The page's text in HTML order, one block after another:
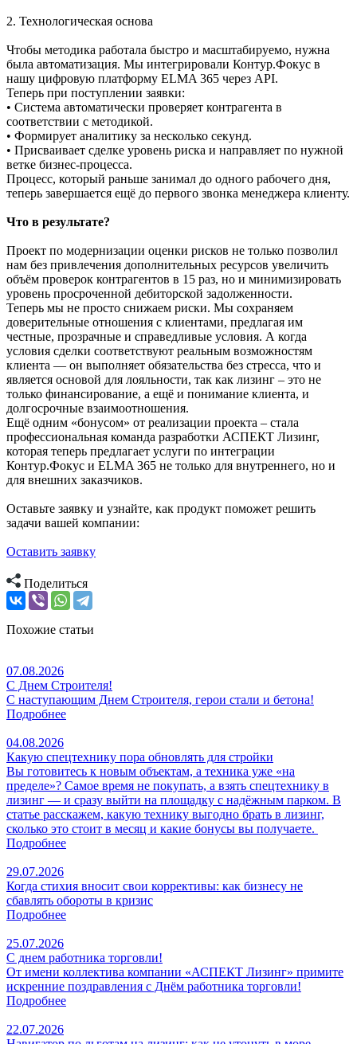
2. Технологическая основа
Чтобы методика работала быстро и масштабируемо, нужна
была автоматизация. Мы интегрировали Контур.Фокус в
нашу цифровую платформу ELMA 365 через API.
Теперь при поступлении заявки:
• Система автоматически проверяет контрагента в
соответствии с методикой.
• Формирует аналитику за несколько секунд.
• Присваивает сделке уровень риска и направляет по нужной
ветке бизнес-процесса.
Процесс, который раньше занимал до одного рабочего дня,
теперь завершается ещё до первого звонка менеджера клиенту.
Что в результате?
Проект по модернизации оценки рисков не только позволил
нам без привлечения дополнительных ресурсов увеличить
объём проверок контрагентов в 15 раз, но и минимизировать
уровень просроченной дебиторской задолженности.
Теперь мы не просто снижаем риски. Мы сохраняем
доверительные отношения с клиентами, предлагая им
честные, прозрачные и справедливые условия. А когда
условия сделки соответствуют реальным возможностям
клиента — он выполняет обязательства без стресса, что и
является основой для лояльности, так как лизинг – это не
только финансирование, а ещё и понимание клиента, и
долгосрочные взаимоотношения.
Ещё одним «бонусом» от реализации проекта – стала
профессиональная команда разработки АСПЕКТ Лизинг,
которая теперь предлагает услуги по интеграции
Контур.Фокус и ELMA 365 не только для внутреннего, но и
для внешних заказчиков.
Оставьте заявку и узнайте, как продукт поможет решить
задачи вашей компании:
Оставить заявку
Поделиться
Похожие статьи
07.08.2026
С Днем Строителя!
С наступающим Днем Строителя, герои стали и бетона!
Подробнее
04.08.2026
Какую спецтехнику пора обновлять для стройки
Вы готовитесь к новым объектам, а техника уже «на
пределе»? Самое время не покупать, а взять спецтехнику в
лизинг — и сразу выйти на площадку с надёжным парком. В
статье расскажем, какую технику выгодно брать в лизинг,
сколько это стоит в месяц и какие бонусы вы получаете.
Подробнее
29.07.2026
Когда стихия вносит свои коррективы: как бизнесу не
сбавлять обороты в кризис
Подробнее
25.07.2026
С днем работника торговли!
От имени коллектива компании «АСПЕКТ Лизинг» примите
искренние поздравления с Днём работника торговли!
Подробнее
22.07.2026